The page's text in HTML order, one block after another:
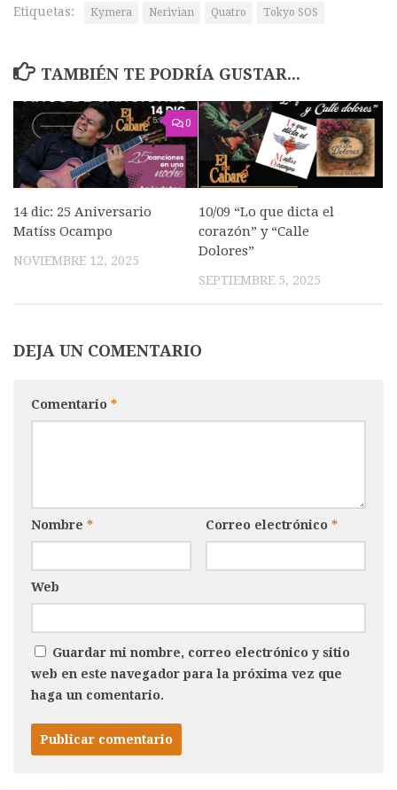
Etiquetas: Kymera Nerivian Quatro Tokyo SOS
TAMBIÉN TE PODRÍA GUSTAR...
0
14 dic: 25 Aniversario
Matíss Ocampo
NOVIEMBRE 12, 2025
10/09 “Lo que dicta el
corazón” y “Calle
Dolores”
SEPTIEMBRE 5, 2025
DEJA UN COMENTARIO
Comentario *
Nombre * Correo electrónico *
Web
Guardar mi nombre, correo electrónico y sitio
web en este navegador para la próxima vez que
haga un comentario.